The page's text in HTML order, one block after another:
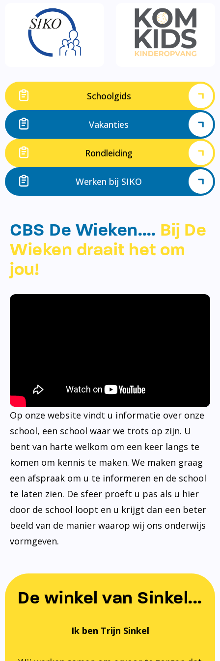
Schoolgids
Vakanties
Rondleiding
Werken bij SIKO
CBS De Wieken…. Bij De
Wieken draait het om
jou!
Op onze website vindt u informatie over onze
school, een school waar we trots op zijn. U
bent van harte welkom om een keer langs te
komen om kennis te maken. We maken graag
een afspraak om u te informeren en de school
te laten zien. De sfeer proeft u pas als u hier
door de school loopt en u krijgt dan een beter
beeld van de manier waarop wij ons onderwijs
vormgeven.
De winkel van Sinkel...
Ik ben Trijn Sinkel